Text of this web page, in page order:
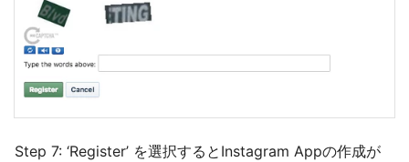
Step 7: ‘Register’ を選択するとInstagram Appの作成が